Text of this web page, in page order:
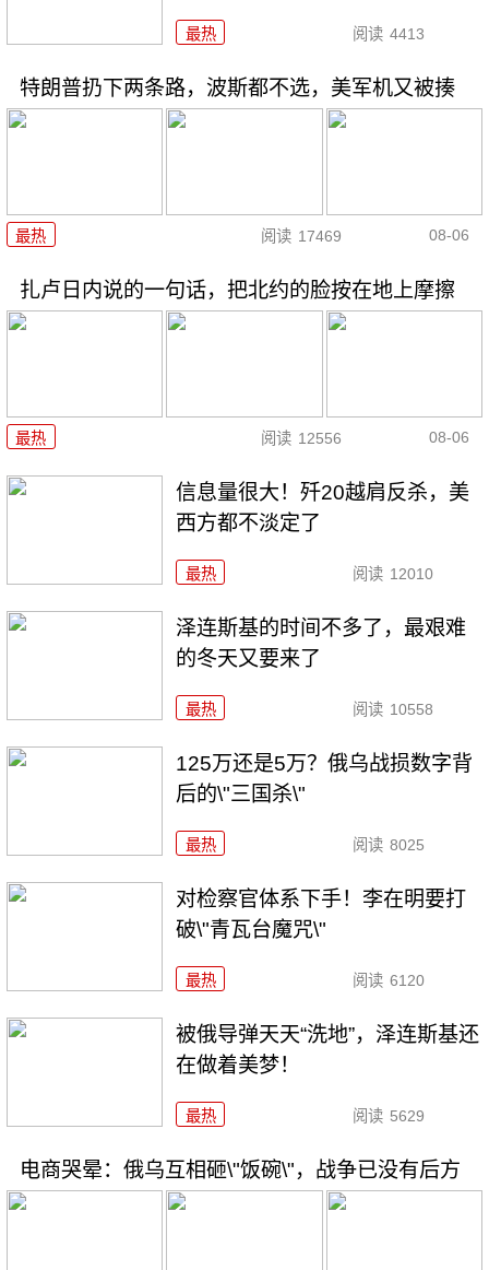
最热 阅读 4413
特朗普扔下两条路，波斯都不选，美军机又被揍
最热 阅读 17469 08-06
扎卢日内说的一句话，把北约的脸按在地上摩擦
最热 阅读 12556 08-06
信息量很大！歼20越肩反杀，美
西方都不淡定了
最热 阅读 12010
泽连斯基的时间不多了，最艰难
的冬天又要来了
最热 阅读 10558
125万还是5万？俄乌战损数字背
后的\"三国杀\"
最热 阅读 8025
对检察官体系下手！李在明要打
破\"青瓦台魔咒\"
最热 阅读 6120
被俄导弹天天“洗地”，泽连斯基还
在做着美梦！
最热 阅读 5629
电商哭晕：俄乌互相砸\"饭碗\"，战争已没有后方